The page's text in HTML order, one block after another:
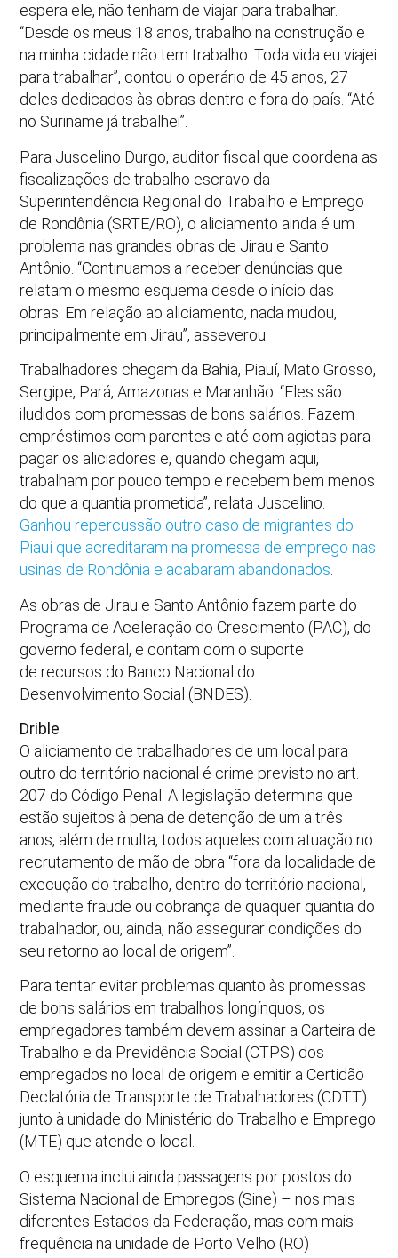
espera ele, não tenham de viajar para trabalhar.
“Desde os meus 18 anos, trabalho na construção e
na minha cidade não tem trabalho. Toda vida eu viajei
para trabalhar”, contou o operário de 45 anos, 27
deles dedicados às obras dentro e fora do país. “Até
no Suriname já trabalhei”.
Para Juscelino Durgo, auditor fiscal que coordena as
fiscalizações de trabalho escravo da
Superintendência Regional do Trabalho e Emprego
de Rondônia (SRTE/RO), o aliciamento ainda é um
problema nas grandes obras de Jirau e Santo
Antônio. “Continuamos a receber denúncias que
relatam o mesmo esquema desde o início das
obras. Em relação ao aliciamento, nada mudou,
principalmente em Jirau”, asseverou.
Trabalhadores chegam da Bahia, Piauí, Mato Grosso,
Sergipe, Pará, Amazonas e Maranhão. “Eles são
iludidos com promessas de bons salários. Fazem
empréstimos com parentes e até com agiotas para
pagar os aliciadores e, quando chegam aqui,
trabalham por pouco tempo e recebem bem menos
do que a quantia prometida”, relata Juscelino.
Ganhou repercussão outro caso de migrantes do
Piauí que acreditaram na promessa de emprego nas
usinas de Rondônia e acabaram abandonados.
As obras de Jirau e Santo Antônio fazem parte do
Programa de Aceleração do Crescimento (PAC), do
governo federal, e contam com o suporte
de recursos do Banco Nacional do
Desenvolvimento Social (BNDES).
Drible
O aliciamento de trabalhadores de um local para
outro do território nacional é crime previsto no art.
207 do Código Penal. A legislação determina que
estão sujeitos à pena de detenção de um a três
anos, além de multa, todos aqueles com atuação no
recrutamento de mão de obra “fora da localidade de
execução do trabalho, dentro do território nacional,
mediante fraude ou cobrança de quaquer quantia do
trabalhador, ou, ainda, não assegurar condições do
seu retorno ao local de origem”.
Para tentar evitar problemas quanto às promessas
de bons salários em trabalhos longínquos, os
empregadores também devem assinar a Carteira de
Trabalho e da Previdência Social (CTPS) dos
empregados no local de origem e emitir a Certidão
Declatória de Transporte de Trabalhadores (CDTT)
junto à unidade do Ministério do Trabalho e Emprego
(MTE) que atende o local.
O esquema inclui ainda passagens por postos do
Sistema Nacional de Empregos (Sine) – nos mais
diferentes Estados da Federação, mas com mais
frequência na unidade de Porto Velho (RO)